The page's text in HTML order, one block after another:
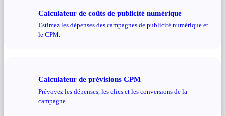
Calculateur de coûts de publicité numérique
Estimez les dépenses des campagnes de publicité numérique et
le CPM.
Calculateur de prévisions CPM
Prévoyez les dépenses, les clics et les conversions de la
campagne.